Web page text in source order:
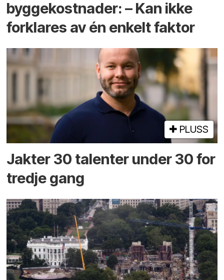
byggekostnader: – Kan ikke
forklares av én enkelt faktor
PLUSS
Jakter 30 talenter under 30 for
tredje gang